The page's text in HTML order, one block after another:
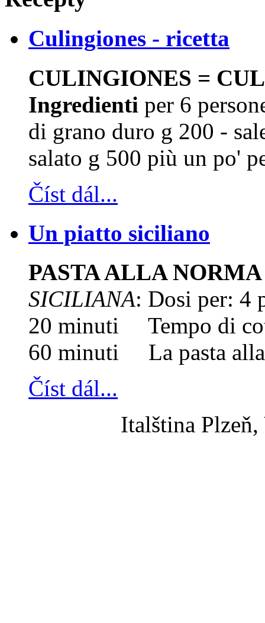
Culingiones - ricetta
CULINGIONES =
Ingredienti per 6
di grano duro g 200 -
salato g 500 più un po'
Číst dál...
Un piatto siciliano
PASTA ALLA NORMA
SICILIANA: Dosi per: 4
20 minuti Tempo di
60 minuti La pasta
Číst dál...
Italština